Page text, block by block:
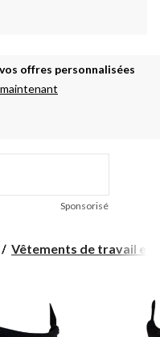
offres personnalisées
Sponsorisé
Vêtements de travail et